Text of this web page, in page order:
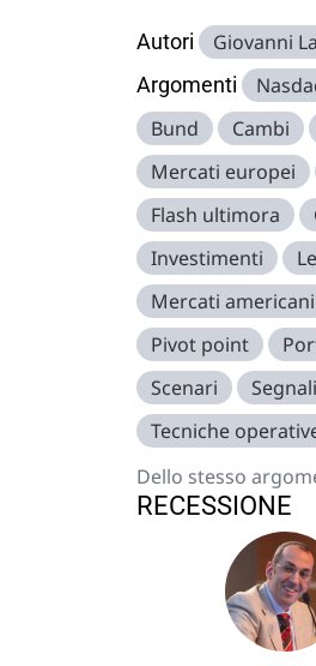
Autori Giovanni
Argomenti
Bund
Cambi
Mercati europei
Flash ultimora
Investimenti
Mercati americani
Pivot point
Scenari
Segnali
Tecniche
Dello stesso
RECESSIONE